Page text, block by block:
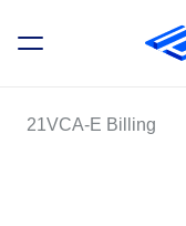
21VCA-E Billing